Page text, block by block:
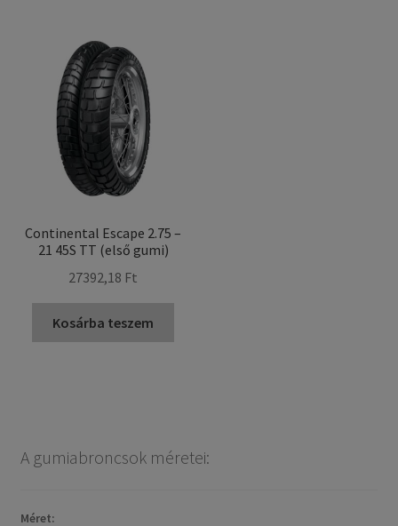
Continental Escape 2.75 –
21 45S TT (első gumi)
27392,18 Ft
Kosárba teszem
A gumiabroncsok méretei:
Méret: